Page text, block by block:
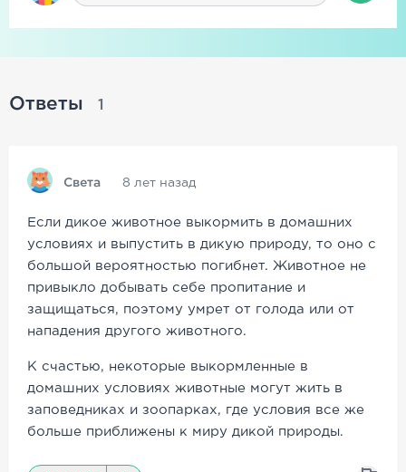
Ответы 1
Света 8 лет назад
Если дикое животное выкормить в домашних
условиях и выпустить в дикую природу, то оно с
большой вероятностью погибнет. Животное не
привыкло добывать себе пропитание и
защищаться, поэтому умрет от голода или от
нападения другого животного.
К счастью, некоторые выкормленные в
домашних условиях животные могут жить в
заповедниках и зоопарках, где условия все же
больше приближены к миру дикой природы.